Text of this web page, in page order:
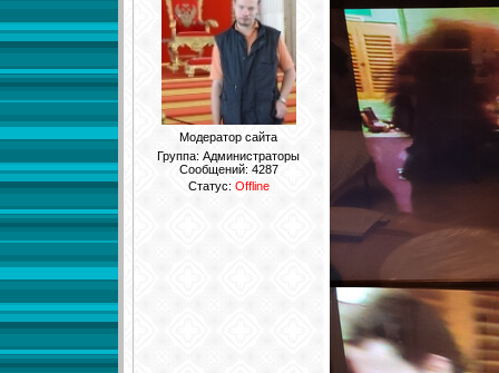
Модератор сайта
Группа: Администраторы
Сообщений: 4287
Статус: Offline